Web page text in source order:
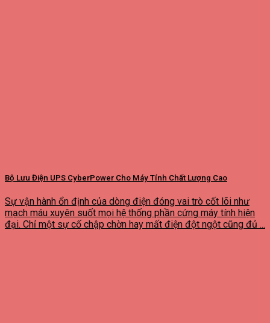
Bộ Lưu Điện UPS CyberPower Cho Máy Tính Chất Lượng Cao
Sự vận hành ổn định của dòng điện đóng vai trò cốt lõi như
mạch máu xuyên suốt mọi hệ thống phần cứng máy tính hiện
đại. Chỉ một sự cố chập chờn hay mất điện đột ngột cũng đủ ...